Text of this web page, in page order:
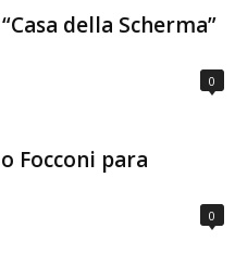
della Scherma”
0
Focconi para
0